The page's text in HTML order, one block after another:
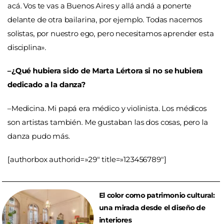
acá. Vos te vas a Buenos Aires y allá andá a ponerte
delante de otra bailarina, por ejemplo. Todas nacemos
solistas, por nuestro ego, pero necesitamos aprender esta
disciplina».
–¿Qué hubiera sido de Marta Lértora si no se hubiera
dedicado a la danza?
–Medicina. Mi papá era médico y violinista. Los médicos
son artistas también. Me gustaban las dos cosas, pero la
danza pudo más.
[authorbox authorid=»29″ title=»123456789″]
El color como patrimonio cultural:
una mirada desde el diseño de
interiores